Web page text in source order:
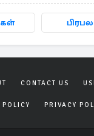
CONTACT US
PRIVACY